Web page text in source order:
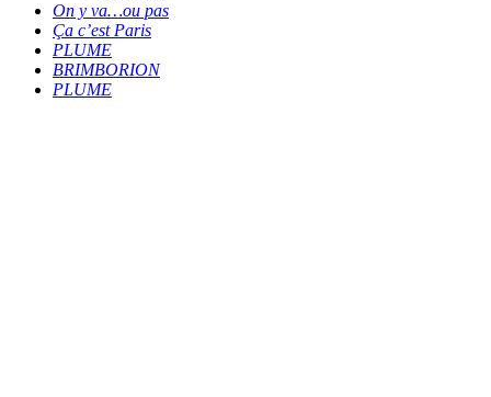
On y va…ou pas
Ça c’est Paris
PLUME
BRIMBORION
PLUME